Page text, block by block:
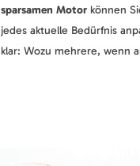
sparsamen Motor können
jedes aktuelle Bedürfnis
klar: Wozu mehrere, wenn